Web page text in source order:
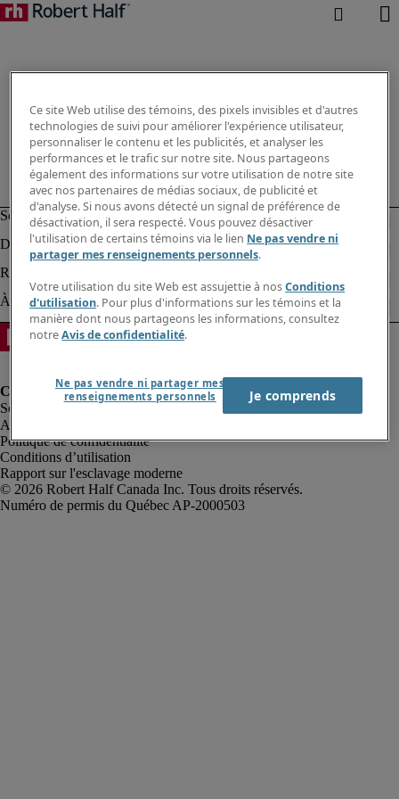
Alerte à la fraude
Politique de confidentialité
Conditions d’utilisation
Rapport sur l'esclavage moderne
Robert Half Canada Inc. Tous droits réservés.
Ce site Web utilise des témoins, des pixels invisibles et d'autres
technologies de suivi pour améliorer l'expérience utilisateur,
personnaliser le contenu et les publicités, et analyser les
performances et le trafic sur notre site. Nous partageons
également des informations sur votre utilisation de notre site
avec nos partenaires de médias sociaux, de publicité et
d'analyse. Si nous avons détecté un signal de préférence de
désactivation, il sera respecté. Vous pouvez désactiver
l'utilisation de certains témoins via le lien Ne pas vendre ni
partager mes renseignements personnels.
Votre utilisation du site Web est assujettie à nosConditions
d'utilisation. Pour plus d'informations sur les témoins et la
manière dont nous partageons les informations, consultez
notreAvis de confidentialité.
Ne pas vendre ni partager mes
renseignements personnels
Je comprends